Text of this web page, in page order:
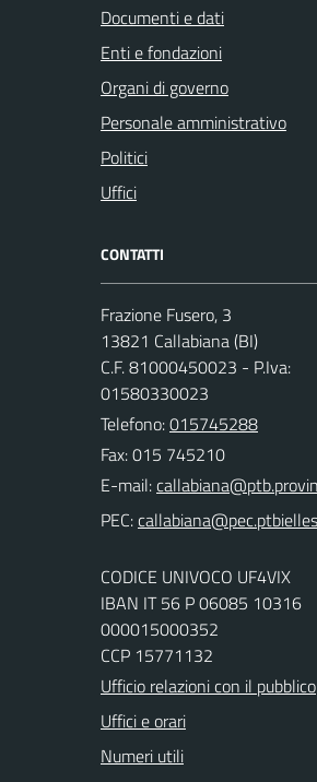
Documenti e dati
Enti e fondazioni
Organi di governo
Personale amministrativo
Politici
Uffici
CONTATTI
Frazione Fusero, 3
13821 Callabiana (BI)
C.F. 81000450023 - P.Iva:
01580330023
Telefono:015745288
Fax: 015 745210
E-mail:
PEC:
CODICE UNIVOCO UF4VIX
IBAN IT 56 P 06085 10316
000015000352
CCP 15771132
Ufficio relazioni con il pubblico
Uffici e orari
Numeri utili